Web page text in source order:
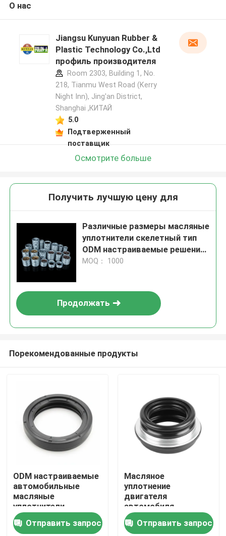
Продукция
Ролики
О нас
Jiangsu Kunyuan Rubber &
Plastic Technology Co.,Ltd
профиль производителя
Room 2303, Building 1, No.
218, Tianmu West Road (Kerry
Night Inn), Jing'an District,
Shanghai ,КИТАЙ
5.0
Подтверженный
поставщик
Осмотрите больше
Получить лучшую цену для
Различные размеры масляные
уплотнители скелетный тип
ODM настраиваемые решения
для уплотнения тяжелых
MOQ： 1000
Продолжать
Порекомендованные продукты
ODM настраиваемые
автомобильные
масляные
уплотнители,
разработанные с
высокой точностью
Отправить запрос
Масляное
уплотнение
двигателя
автомобиля
двойного действия
для газовой среды.
Отправить запрос